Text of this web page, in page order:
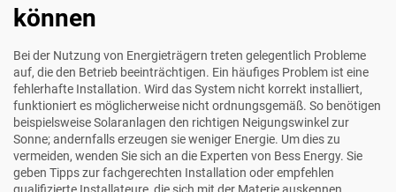
können
Bei der Nutzung von Energieträgern treten gelegentlich Probleme
auf, die den Betrieb beeinträchtigen. Ein häufiges Problem ist eine
fehlerhafte Installation. Wird das System nicht korrekt installiert,
funktioniert es möglicherweise nicht ordnungsgemäß. So benötigen
beispielsweise Solaranlagen den richtigen Neigungswinkel zur
Sonne; andernfalls erzeugen sie weniger Energie. Um dies zu
vermeiden, wenden Sie sich an die Experten von Bess Energy. Sie
geben Tipps zur fachgerechten Installation oder empfehlen